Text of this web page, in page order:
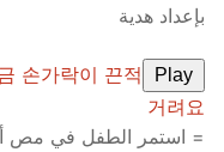
بإعداد هدية
Play
손가락이 끈적
거려요
= استمر الطفل في مص